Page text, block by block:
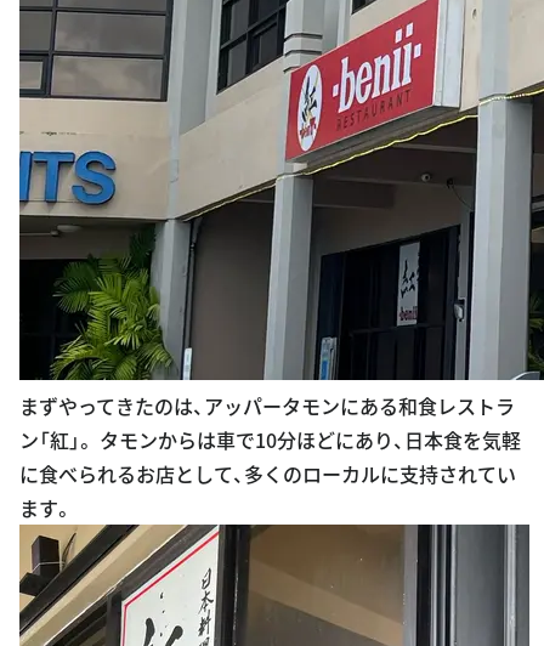
まずやってきたのは、アッパータモンにある和食レストラ
ン「紅」。 タモンからは車で10分ほどにあり、日本食を気軽
に食べられるお店として、多くのローカルに支持されてい
ます。